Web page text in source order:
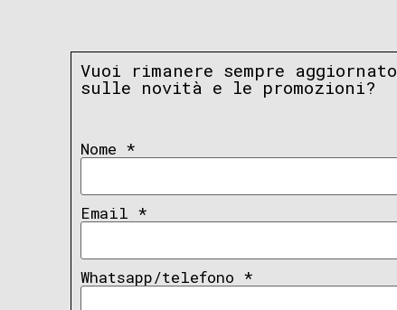
Vuoi rimanere sempre aggiornato
sulle novità e le promozioni?
Nome *
Email *
Whatsapp/telefono *